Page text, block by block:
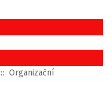
:: Organizační